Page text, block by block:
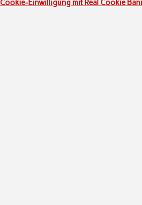
Cookie-Einwilligung mit Real Cookie